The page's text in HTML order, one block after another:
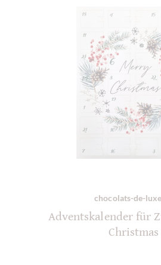
chocolats-de-
Adventskalender für
Christmas